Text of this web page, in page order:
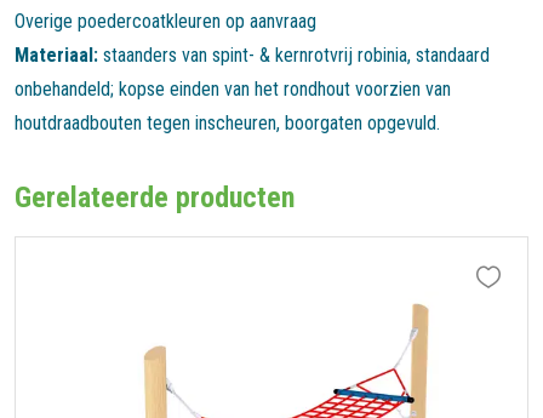
Materiaal: staanders van spint- & kernrotvrij robinia, standaard
onbehandeld; kopse einden van het rondhout voorzien van
houtdraadbouten tegen inscheuren, boorgaten opgevuld.
Gerelateerde producten